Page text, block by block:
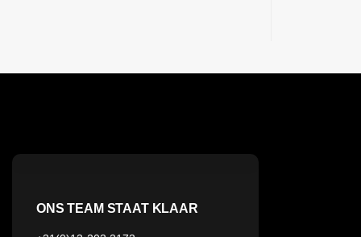
ONS TEAM STAAT KLAAR